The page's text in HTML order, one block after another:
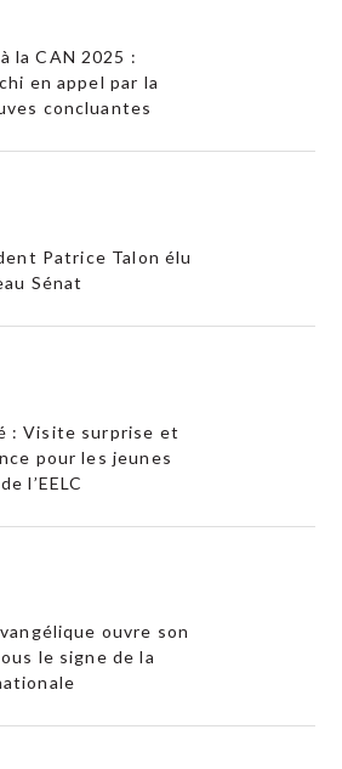
la CAN 2025 :
en appel par la
concluantes
Patrice Talon élu
Sénat
: Visite surprise et
pour les jeunes
l’EELC
ouvre son
le signe de la